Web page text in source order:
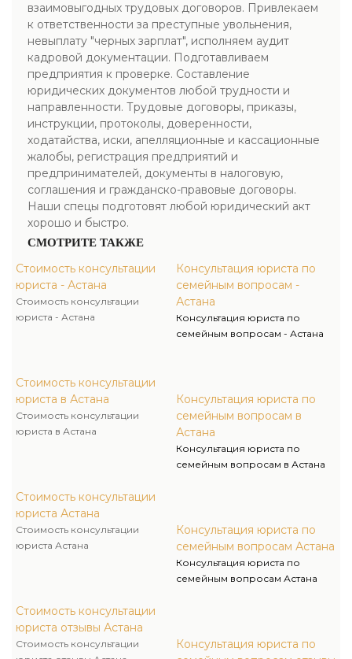
взаимовыгодных трудовых договоров. Привлекаем
к ответственности за преступные увольнения,
невыплату "черных зарплат", исполняем аудит
кадровой документации. Подготавливаем
предприятия к проверке. Составление
юридических документов любой трудности и
направленности. Трудовые договоры, приказы,
инструкции, протоколы, доверенности,
ходатайства, иски, апелляционные и кассационные
жалобы, регистрация предприятий и
предпринимателей, документы в налоговую,
соглашения и гражданско-правовые договоры.
Наши спецы подготовят любой юридический акт
хорошо и быстро.
СМОТРИТЕ ТАКЖЕ
Стоимость консультации
юриста - Астана
Стоимость консультации
юриста - Астана
Стоимость консультации
юриста в Астана
Стоимость консультации
юриста в Астана
Стоимость консультации
юриста Астана
Стоимость консультации
юриста Астана
Стоимость консультации
юриста отзывы Астана
Стоимость консультации
Консультация юриста по
семейным вопросам -
Астана
Консультация юриста по
семейным вопросам - Астана
Консультация юриста по
семейным вопросам в
Астана
Консультация юриста по
семейным вопросам в Астана
Консультация юриста по
семейным вопросам Астана
Консультация юриста по
семейным вопросам Астана
Консультация юриста по